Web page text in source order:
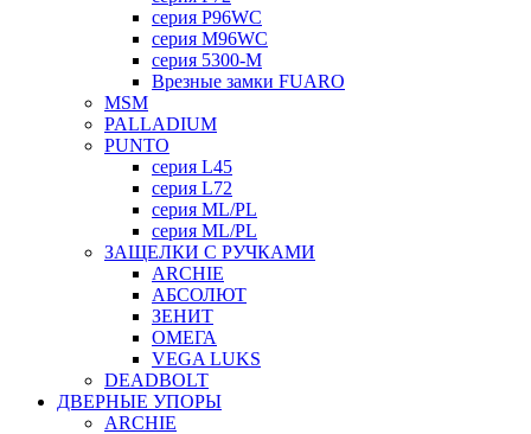
серия P96WC
серия M96WC
серия 5300-M
Врезные замки FUARO
MSM
PALLADIUM
PUNTO
серия L45
серия L72
серия ML/PL
серия ML/PL
ЗАЩЕЛКИ С РУЧКАМИ
ARCHIE
АБСОЛЮТ
ЗЕНИТ
ОМЕГА
VEGA LUKS
DEADBOLT
ДВЕРНЫЕ УПОРЫ
ARCHIE